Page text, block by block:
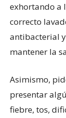
exhortando a
correcto
antibacterial
mantener la
Asimismo,
presentar
fiebre, tos,